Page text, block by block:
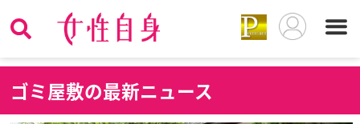
ゴミ屋敷の最新ニュース